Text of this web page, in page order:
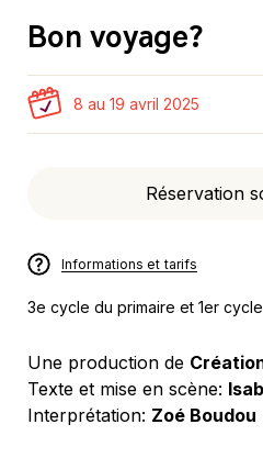
Bon voyage?
8 au 19 avril 2025
Réservation
Informations et tarifs
3e cycle du primaire et 1er
Une production de
Texte et mise en scène:
Interprétation: Zoé Boudou